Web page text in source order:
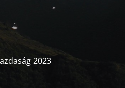
2023